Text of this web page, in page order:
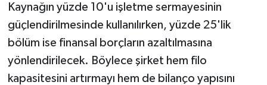
Kaynağın yüzde 10'u işletme sermayesinin
güçlendirilmesinde kullanılırken, yüzde 25'lik
bölüm ise finansal borçların azaltılmasına
yönlendirilecek. Böylece şirket hem filo
kapasitesini artırmayı hem de bilanço yapısını